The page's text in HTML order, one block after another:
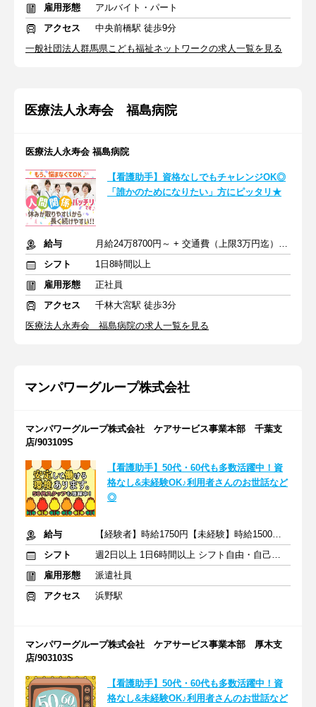
雇用形態
アルバイト・パート
アクセス
中央前橋駅 徒歩9分
一般社団法人群馬県こども福祉ネットワークの求人一覧を見る
医療法人永寿会 福島病院
医療法人永寿会 福島病院
【看護助手】資格なしでもチャレンジOK◎
「誰かのためになりたい」方にピッタリ★
給与
月給24万8700円～ + 交通費（上限3万円迄） ※夜勤手当含む
シフト
1日8時間以上
雇用形態
正社員
アクセス
千林大宮駅 徒歩3分
医療法人永寿会 福島病院の求人一覧を見る
マンパワーグループ株式会社
マンパワーグループ株式会社 ケアサービス事業本部 千葉支
店/903109S
【看護助手】50代・60代も多数活躍中！資
格なし&未経験OK♪利用者さんのお世話など
◎
給与
【経験者】時給1750円【未経験】時給1500円 ※交通費全額
シフト
週2日以上 1日6時間以上 シフト自由・自己申告
雇用形態
派遣社員
アクセス
浜野駅
マンパワーグループ株式会社 ケアサービス事業本部 厚木支
店/903103S
【看護助手】50代・60代も多数活躍中！資
格なし&未経験OK♪利用者さんのお世話など